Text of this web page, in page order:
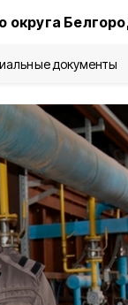
округа
документы